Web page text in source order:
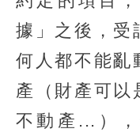
據」之後，受
何人都不能亂
產（財產可以
不動產...）